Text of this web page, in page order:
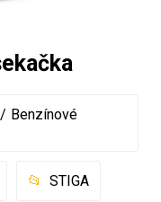
Benzínové
STIGA